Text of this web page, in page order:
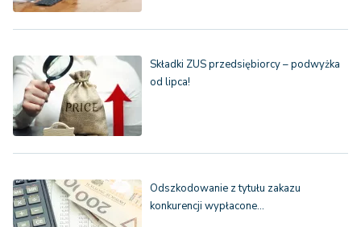
Składki ZUS przedsiębiorcy – podwyżka
od lipca!
Odszkodowanie z tytułu zakazu
konkurencji wypłacone…